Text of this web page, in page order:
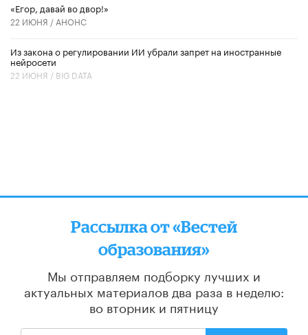
«Егор, давай во двор!»
22 ИЮНЯ / АНОНС
Из закона о регулировании ИИ убрали запрет на иностранные
нейросети
22 ИЮНЯ / BIG DATA
Рассылка от «Вестей
образования»
Мы отправляем подборку лучших и
актуальных материалов два раза в неделю:
во вторник и пятницу